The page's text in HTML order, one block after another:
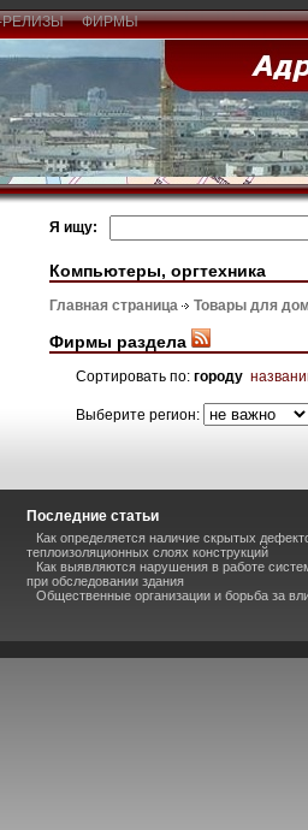
ФИРМЫ
Я ищу:
Компьютеры, оргтехника
Главная страница Товары для
Фирмы раздела
Сортировать по: городу
Выберите регион:
Последние статьи
Как определяется наличие скрытых
теплоизоляционных слоях конструкций
Как выявляются нарушения в работе
при обследовании здания
Общественные организации и борьба за